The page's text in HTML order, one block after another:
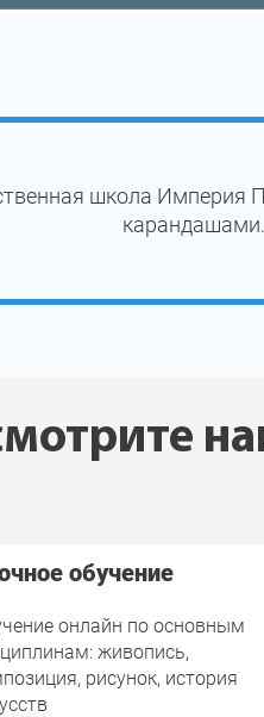
школа Империя
обучение
онлайн по основным
живопись,
рисунок, история